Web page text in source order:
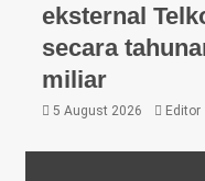
eksternal
secara
miliar
5 August 2026 Editor